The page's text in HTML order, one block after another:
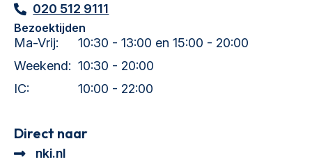
020 512 9111
Bezoektijden
Ma-Vrij:
10:30 - 13:00 en 15:00 - 20:00
Weekend: 10:30 - 20:00
IC:
10:00 - 22:00
Direct naar
nki.nl